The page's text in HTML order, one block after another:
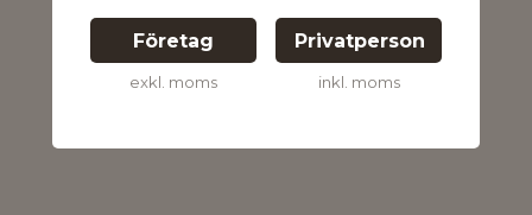
Företag
exkl. moms
Privatperson
inkl. moms